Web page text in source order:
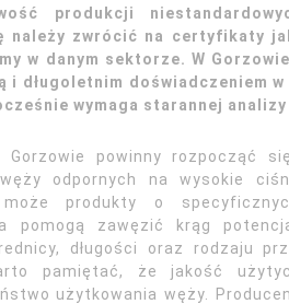
produkcji
należy zwrócić na certyfikaty
w danym sektorze. W
długoletnim doświadczeniem
wymaga starannej
powinny rozpocząć
odpornych na wysokie
produkty o
zawęzić krąg
długości oraz rodzaju
pamiętać, że jakość
użytkowania węży.